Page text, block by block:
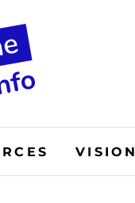
VISION